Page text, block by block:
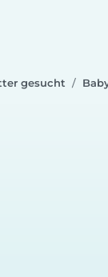
gesucht